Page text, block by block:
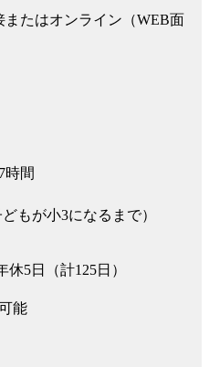
たはオンライン（WEB面
時間
もが小3になるまで）
5日（計125日）
能